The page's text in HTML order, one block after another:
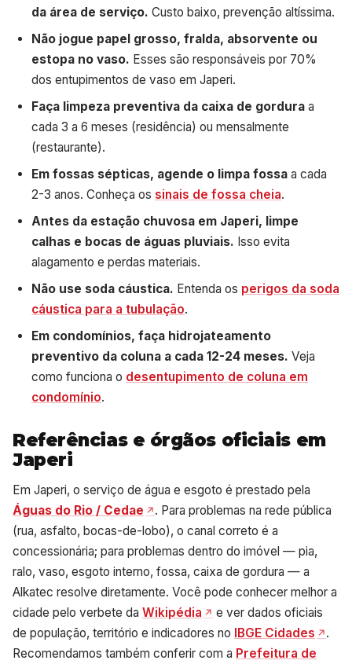
da área de serviço. Custo baixo, prevenção altíssima.
Não jogue papel grosso, fralda, absorvente ou
estopa no vaso. Esses são responsáveis por 70%
dos entupimentos de vaso em Japeri.
Faça limpeza preventiva da caixa de gordura a
cada 3 a 6 meses (residência) ou mensalmente
(restaurante).
Em fossas sépticas, agende o limpa fossa a cada
2-3 anos. Conheça os sinais de fossa cheia.
Antes da estação chuvosa em Japeri, limpe
calhas e bocas de águas pluviais. Isso evita
alagamento e perdas materiais.
Não use soda cáustica. Entenda os perigos da soda
cáustica para a tubulação.
Em condomínios, faça hidrojateamento
preventivo da coluna a cada 12-24 meses. Veja
como funciona o desentupimento de coluna em
condomínio.
Referências e órgãos oficiais em
Japeri
Em Japeri, o serviço de água e esgoto é prestado pela
Águas do Rio / Cedae
. Para problemas na rede pública
(rua, asfalto, bocas-de-lobo), o canal correto é a
concessionária; para problemas dentro do imóvel — pia,
ralo, vaso, esgoto interno, fossa, caixa de gordura — a
Alkatec resolve diretamente. Você pode conhecer melhor a
cidade pelo verbete da Wikipédia
e ver dados oficiais
de população, território e indicadores no IBGE Cidades
.
Recomendamos também conferir com a Prefeitura de